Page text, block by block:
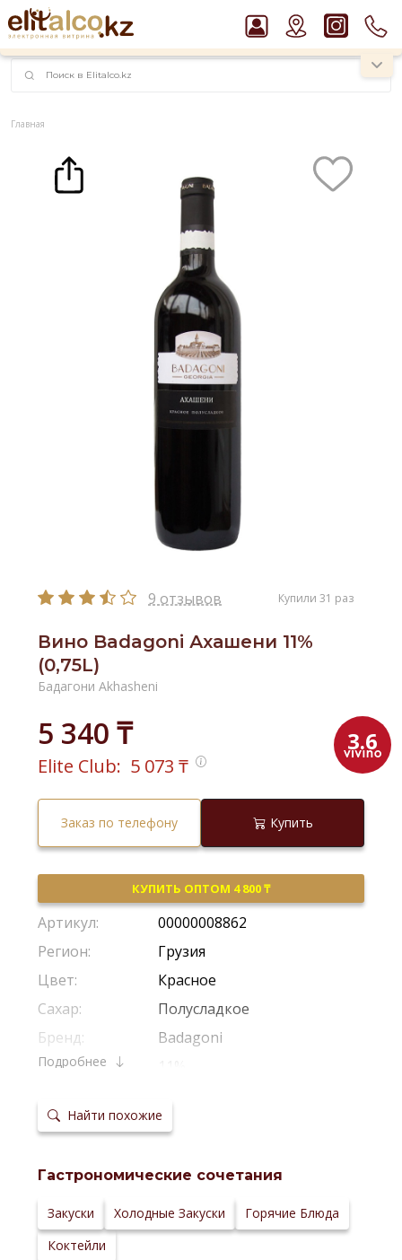
наименований!
instagram.com/rojo.kz
Рекомендуем
Джин Gordon`s London Dry Gin 37,5%
Пиво Guinness Draught 4,2% Can
Ром Captain Morgan White 37,5%
Виски Talisker 10 YO Malt 45,8% in Box
Водка Smirnoff Red Vodka 37,5%
Главная
9 отзывов Купили 31 раз
Вино Badagoni Ахашени 11%
(0,75L)
Бадагони Akhasheni
5 340 ₸ 3.6
Elite Club: 5 073 ₸
Заказ по телефону Купить
КУПИТЬ ОПТОМ 4 800 ₸
Артикул:
00000008862
Регион:
Грузия
Цвет:
Красное
Сахар:
Полусладкое
Бренд:
Badagoni
Крепость:
Виноград:
Саперави
хранения:
Температура
12-14°C
Сайт
производителя:
Подробнее
Найти похожие
Гастрономические сочетания
Закуски Холодные Закуски
Горячие Блюда
Коктейли